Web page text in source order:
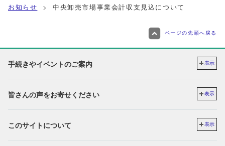
お知らせ
中央卸売市場事業会計収支見込について
ページの先頭へ戻る
手続きやイベントのご案内 表示
皆さんの声をお寄せください 表示
このサイトについて 表示